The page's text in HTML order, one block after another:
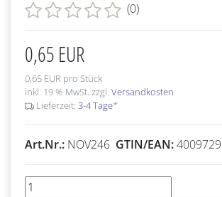
(0)
0,65 EUR
0,65 EUR pro Stück
inkl. 19 % MwSt. zzgl. Versandkosten
Lieferzeit: 3-4 Tage*
Art.Nr.: NOV246 GTIN/EAN: